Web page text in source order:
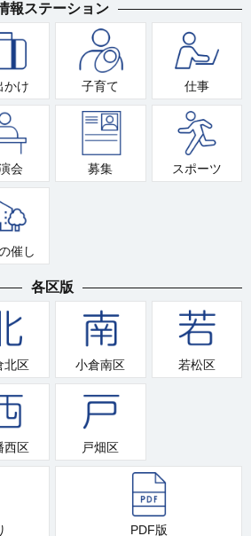
報ステーション
かけ 子育て 仕事
会 募集 スポーツ
催し
各区版
北区 小倉南区 若松区
西区 戸畑区
PDF版